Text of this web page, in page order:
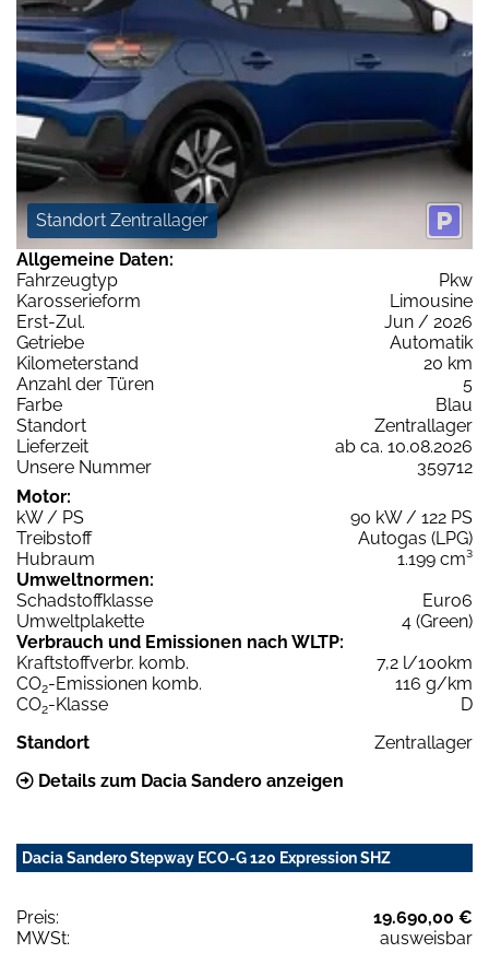
Standort Zentrallager
Allgemeine Daten:
Fahrzeugtyp
Pkw
Karosserieform
Limousine
Erst-Zul.
Jun / 2026
Getriebe
Automatik
Kilometerstand
20 km
Anzahl der Türen
5
Farbe
Blau
Standort
Zentrallager
Lieferzeit
ab ca. 10.08.2026
Unsere Nummer
359712
Motor:
kW / PS
90 kW / 122 PS
Treibstoff
Autogas (LPG)
Hubraum
1.199 cm³
Umweltnormen:
Schadstoffklasse
Euro6
Umweltplakette
4 (Green)
Verbrauch und Emissionen nach WLTP:
Kraftstoffverbr. komb.
7,2 l/100km
CO2-Emissionen komb.
116 g/km
CO2-Klasse
D
Standort
Zentrallager
Details zum Dacia Sandero anzeigen
Dacia Sandero Stepway ECO-G 120 Expression SHZ
Preis:
19.690,00 €
MWSt:
ausweisbar